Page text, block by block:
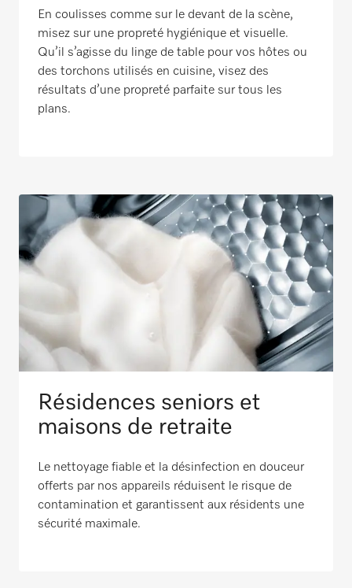
En coulisses comme sur le devant de la scène,
misez sur une propreté hygiénique et visuelle.
Qu’il s’agisse du linge de table pour vos hôtes ou
des torchons utilisés en cuisine, visez des
résultats d’une propreté parfaite sur tous les
plans.
Résidences seniors et
maisons de retraite
Le nettoyage fiable et la désinfection en douceur
offerts par nos appareils réduisent le risque de
contamination et garantissent aux résidents une
sécurité maximale.